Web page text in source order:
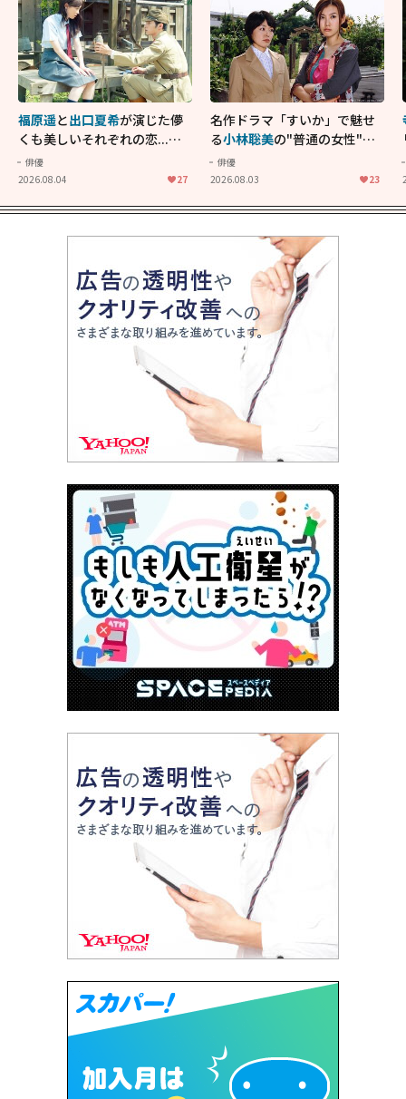
福原遥と出口夏希が演じた儚
くも美しいそれぞれの恋...生
きることの尊さを教えてくれ
た映画「あの花が咲く丘で、
俳優
2026.08.04
27
名作ドラマ「すいか」で魅せ
る小林聡美の"普通の女性"が
大人に刺さる...映画「かもめ
食堂」にも通じる静かな芝居
俳優
2026.08.03
23